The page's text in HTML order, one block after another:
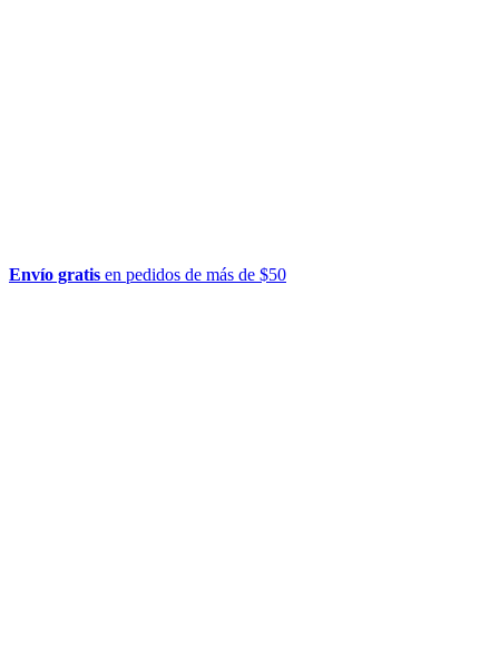
Envío gratis en pedidos de más de $50